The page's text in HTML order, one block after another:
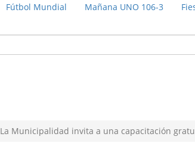
Fútbol Mundial Mañana UNO 106-3
La Municipalidad invita a una capacitación